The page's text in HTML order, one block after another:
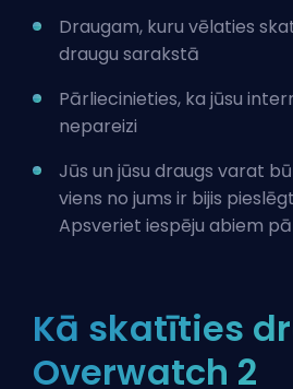
Draugam, kuru vēlaties
draugu sarakstā
Pārliecinieties, ka jūsu
nepareizi
Jūs un jūsu draugs varat
viens no jums ir bijis
Apsveriet iespēju abiem
Kā skatīties
Overwatch 2